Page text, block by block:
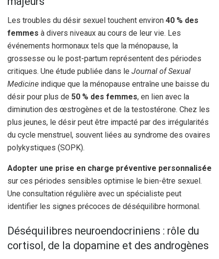
Les troubles du désir sexuel touchent environ 40 % des
femmes à divers niveaux au cours de leur vie. Les
événements hormonaux tels que la ménopause, la
grossesse ou le post-partum représentent des périodes
critiques. Une étude publiée dans le Journal of Sexual
Medicine indique que la ménopause entraîne une baisse du
désir pour plus de 50 % des femmes, en lien avec la
diminution des œstrogènes et de la testostérone. Chez les
plus jeunes, le désir peut être impacté par des irrégularités
du cycle menstruel, souvent liées au syndrome des ovaires
polykystiques (SOPK).
Adopter une prise en charge préventive personnalisée
sur ces périodes sensibles optimise le bien-être sexuel.
Une consultation régulière avec un spécialiste peut
identifier les signes précoces de déséquilibre hormonal.
Déséquilibres neuroendocriniens : rôle du
cortisol, de la dopamine et des androgènes